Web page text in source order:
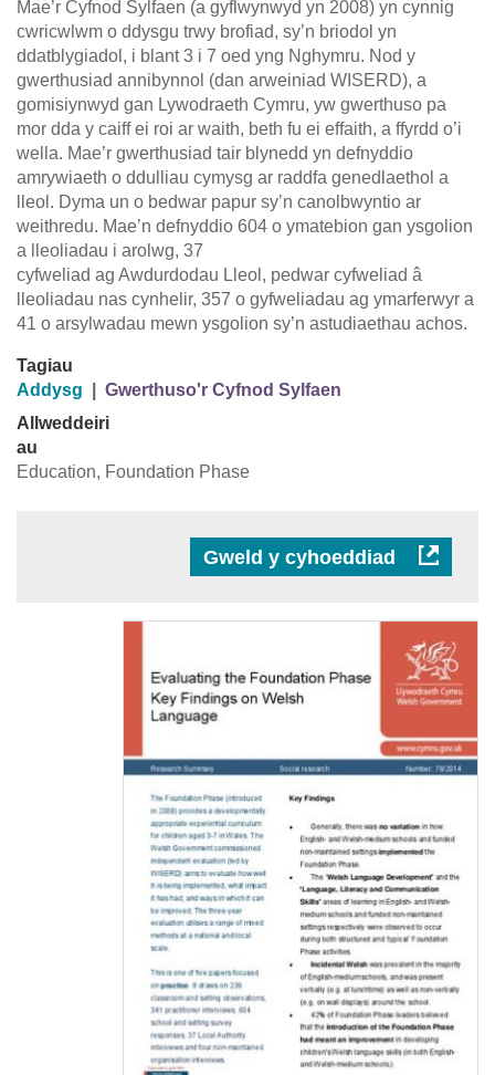
Mae’r Cyfnod Sylfaen (a gyflwynwyd yn 2008) yn cynnig
cwricwlwm o ddysgu trwy brofiad, sy’n briodol yn
ddatblygiadol, i blant 3 i 7 oed yng Nghymru. Nod y
gwerthusiad annibynnol (dan arweiniad WISERD), a
gomisiynwyd gan Lywodraeth Cymru, yw gwerthuso pa
mor dda y caiff ei roi ar waith, beth fu ei effaith, a ffyrdd o’i
wella. Mae’r gwerthusiad tair blynedd yn defnyddio
amrywiaeth o ddulliau cymysg ar raddfa genedlaethol a
lleol. Dyma un o bedwar papur sy’n canolbwyntio ar
weithredu. Mae’n defnyddio 604 o ymatebion gan ysgolion
a lleoliadau i arolwg, 37
cyfweliad ag Awdurdodau Lleol, pedwar cyfweliad â
lleoliadau nas cynhelir, 357 o gyfweliadau ag ymarferwyr a
41 o arsylwadau mewn ysgolion sy’n astudiaethau achos.
Tagiau
Addysg
Gwerthuso'r Cyfnod Sylfaen
Allweddeiri
au
Education, Foundation Phase
Gweld y cyhoeddiad